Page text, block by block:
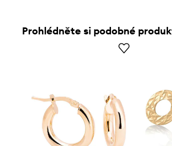
Prohlédněte si podobné